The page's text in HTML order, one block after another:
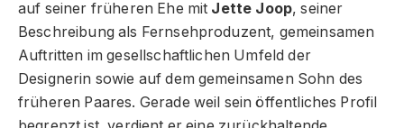
auf seiner früheren Ehe mit Jette Joop, seiner
Beschreibung als Fernsehproduzent, gemeinsamen
Auftritten im gesellschaftlichen Umfeld der
Designerin sowie auf dem gemeinsamen Sohn des
früheren Paares. Gerade weil sein öffentliches Profil